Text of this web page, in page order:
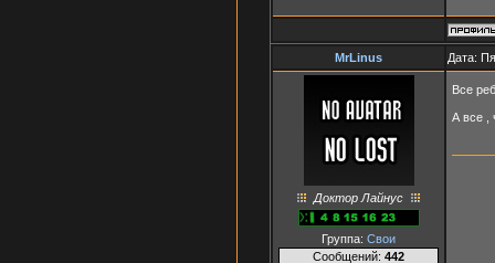
MrLinus Дата:
Доктор Лайнус
Группа: Свои
Сообщений: 442
Все
А все ,